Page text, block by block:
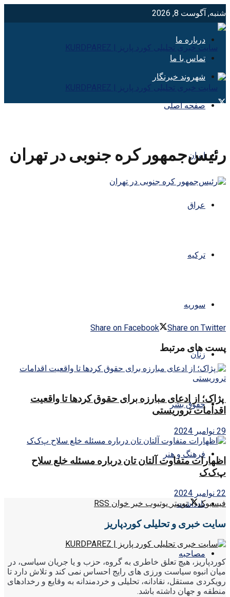
شنبه, آگوست 8, 2026
درباره ما
تماس با ما
شهروند خبرنگار
صفحه اصلی
ایران
عراق
ترکیه
سوریه
زنان
حقوق بشر
فرهنگ و هنر
یادداشت
مصاحبه
رئیس‌جمهور کره جنوبی در تهران
Share on Facebook Share on Twitter
پست های مرتبط
پژاک؛ از ادعای مبارزه برای حقوق کردها تا واقعیت
اقدامات تروریستی
29 نوامبر 2024
اظهارات متفاوت آلتان تان درباره مسئله خلع سلاح
پ‌ک‌ک
22 نوامبر 2024
فیسبوک
توییتر یوتیوب خبر خوان RSS
سایت خبری و تحلیلی کوردپاریز
کوردپاریز، هیچ تعلق خاطری به گروه، حزب و یا جریان سیاسی، در
میان انبوه سیاست ورزی های رایج احساس نمی کند و تلاش دارد تا
رویکردی مستقل، نقادانه، تحلیلی و خردمندانه به وقایع و رخدادهای
منطقه و جهان داشته باشد.